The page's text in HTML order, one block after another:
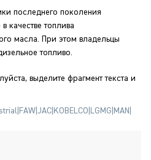
последнего поколения
качестве топлива
масла. При этом владельцы
топливо.
выделите фрагмент текста и
FAW JAC KOBELCO LGMG MAN